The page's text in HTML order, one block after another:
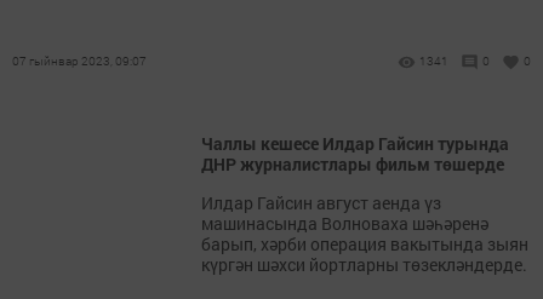
07 гыйнвар 2023, 09:07 1341 0 0
Чаллы кешесе Илдар Гайсин турында
ДНР журналистлары фильм төшерде
Илдар Гайсин август аенда үз
машинасында Волноваха шәһәренә
барып, хәрби операция вакытында зыян
күргән шәхси йортларны төзекләндерде.